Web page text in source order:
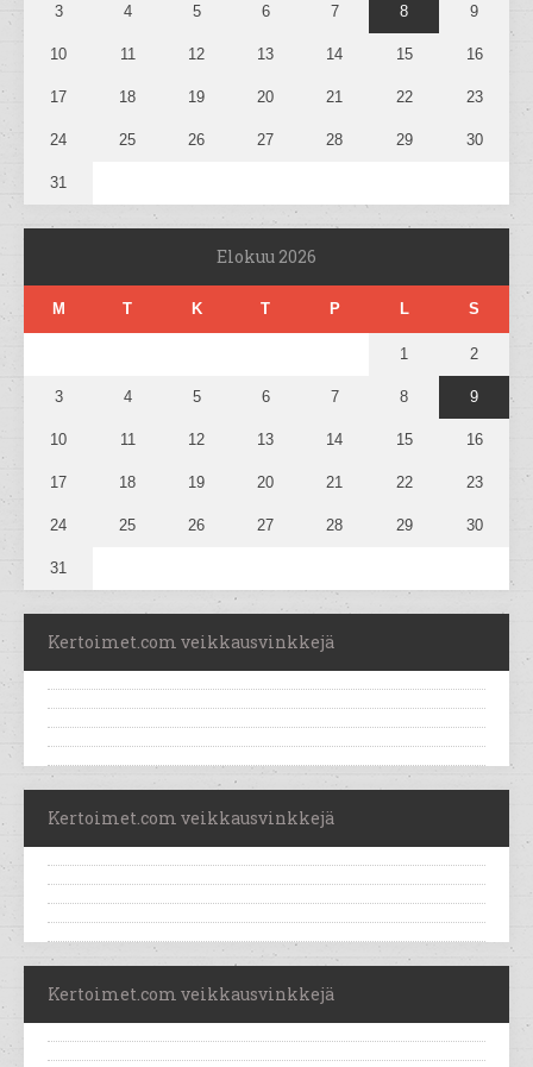
3 4 5 6 7 8 9
10 11 12 13 14 15 16
17 18 19 20 21 22 23
24 25 26 27 28 29 30
31
Elokuu 2026
M T K T P L S
1 2
3 4 5 6 7 8 9
10 11 12 13 14 15 16
17 18 19 20 21 22 23
24 25 26 27 28 29 30
31
Kertoimet.com veikkausvinkkejä
Kertoimet.com veikkausvinkkejä
Kertoimet.com veikkausvinkkejä